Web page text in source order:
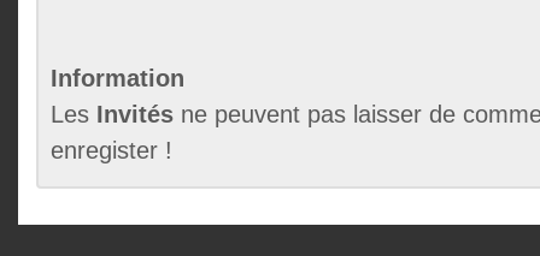
Information
Les Invités ne peuvent pas laisser de
enregister !